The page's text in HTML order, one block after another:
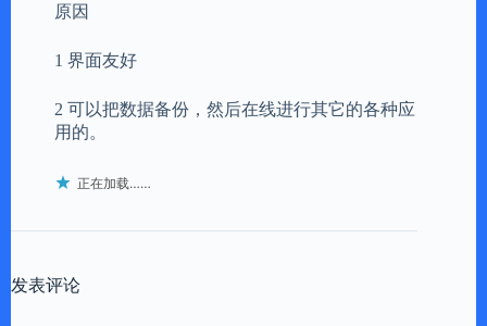
原因
1 界面友好
2 可以把数据备份，然后在线进行其它的各种应
用的。
正在加载……
发表评论